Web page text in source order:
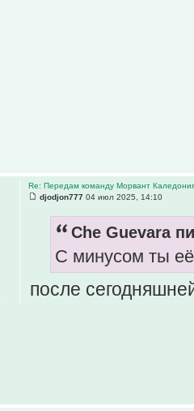
Re: Передам команду Морвант
djodjon777 04 июл 2025, 14:10
Che Guevara
С минусом ты
после